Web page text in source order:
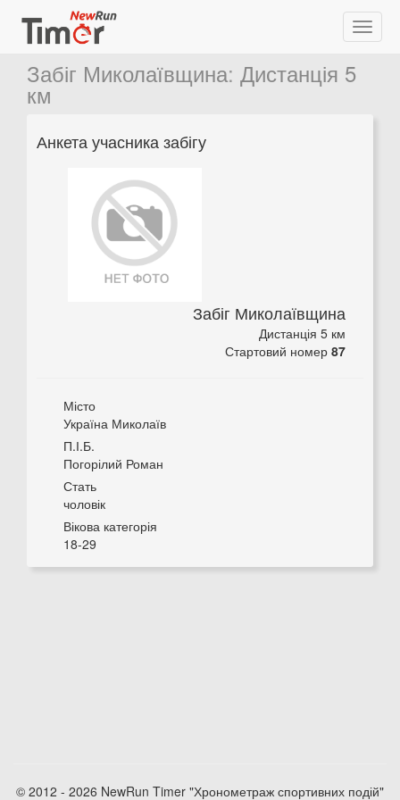
Забіг Миколаївщина: Дистанція 5
км
Анкета учасника забігу
Забіг Миколаївщина
Дистанція 5 км
Стартовий номер 87
Місто
Україна Миколаїв
П.І.Б.
Погорілий Роман
Стать
чоловік
Вікова категорія
18-29
© 2012 - 2026 NewRun Timer "Хронометраж спортивних подій"